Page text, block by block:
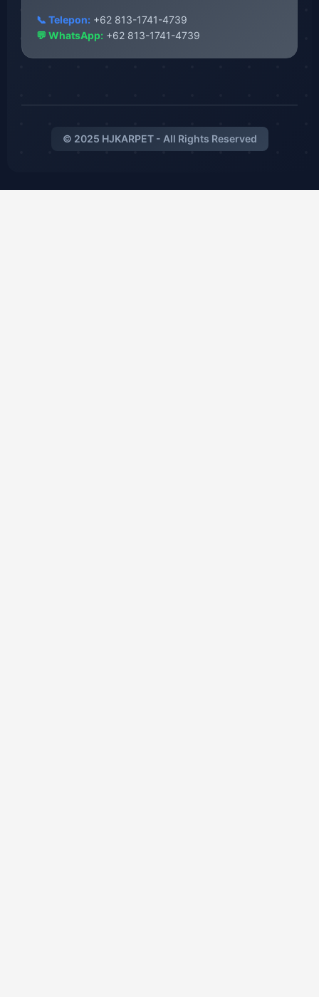
📞 Telepon: +62 813-1741-4739
💬 WhatsApp: +62 813-1741-4739
© 2025 HJKARPET - All Rights Reserved